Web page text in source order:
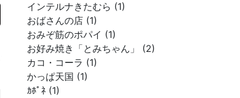
インテルナきたむら (1)
おばさんの店 (1)
おみぞ筋のポパイ (1)
お好み焼き「とみちゃん」 (2)
カコ・コーラ (1)
かっぱ天国 (1)
ｶﾎﾟﾈ (1)